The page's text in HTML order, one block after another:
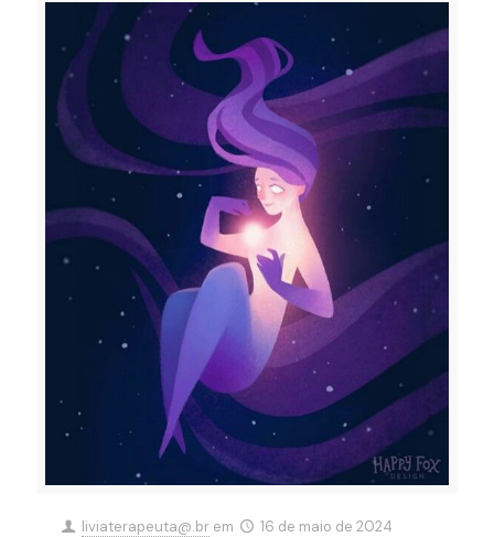
liviaterapeuta@.br em 16 de maio de 2024